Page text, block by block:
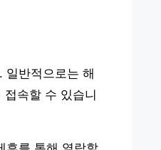
일반적으로는 해
접속할 수 있습니